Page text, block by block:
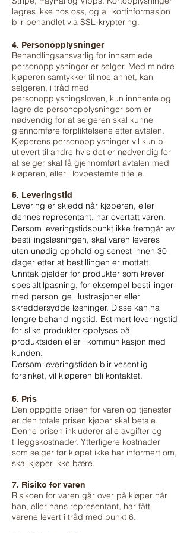
lagres ikke hos oss, og all kortinformasjon
blir behandlet via SSL-kryptering.
4. Personopplysninger
Behandlingsansvarlig for innsamlede
personopplysninger er selger. Med mindre
kjøperen samtykker til noe annet, kan
selgeren, i tråd med
personopplysningsloven, kun innhente og
lagre de personopplysninger som er
nødvendig for at selgeren skal kunne
gjennomføre forpliktelsene etter avtalen.
Kjøperens personopplysninger vil kun bli
utlevert til andre hvis det er nødvendig for
at selger skal få gjennomført avtalen med
kjøperen, eller i lovbestemte tilfelle.
5. Leveringstid
Levering er skjedd når kjøperen, eller
dennes representant, har overtatt varen.
Dersom leveringstidspunkt ikke fremgår av
bestillingsløsningen, skal varen leveres
uten unødig opphold og senest innen 30
dager etter at bestillingen er mottatt.
Unntak gjelder for produkter som krever
spesialtilpasning, for eksempel bestillinger
med personlige illustrasjoner eller
skreddersydde løsninger. Disse kan ha
lengre behandlingstid. Estimert leveringstid
for slike produkter opplyses på
produktsiden eller i kommunikasjon med
kunden.
Dersom leveringstiden blir vesentlig
forsinket, vil kjøperen bli kontaktet.
6. Pris
Den oppgitte prisen for varen og tjenester
er den totale prisen kjøper skal betale.
Denne prisen inkluderer alle avgifter og
tilleggskostnader. Ytterligere kostnader
som selger før kjøpet ikke har informert om,
skal kjøper ikke bære.
7. Risiko for varen
Risikoen for varen går over på kjøper når
han, eller hans representant, har fått
varene levert i tråd med punkt 6.